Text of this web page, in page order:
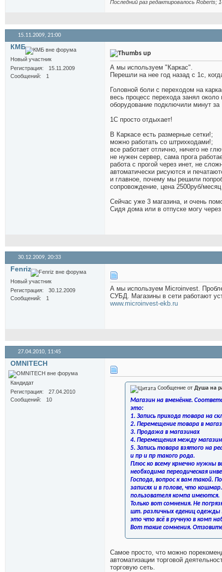
Последний раз редактировалось Roberts;
15.11.2009, 21:00
КМБ
Новый участник
Регистрация
15.11.2009
Сообщений
1
А мы используем "Каркас".
Перешли на нее год назад с 1с,
Головной боли с переходом на
весь процесс перехода занял
оборудование подключили минут за
1С просто отдыхает!
В Каркасе есть размерные сетки!;
можно работать со штрихкодами!;
все работает отлично, ничего не
не нужен сервер, сама прога
работа с прогой через инет, не
автоматически рисуются и
и главное, почему мы решили
сопровождение, цена 2500руб/
Сейчас уже 3 магазина, и очень
Сидя дома или в отпуске могу через
30.12.2009, 20:33
Fenriz
Новый участник
Регистрация
30.12.2009
Сообщений
1
А мы используем Microinvest.
СУБД. Магазины в сети работают
www.microinvest-ekb.ru
27.04.2010, 11:45
OMNITECH
Кандидат
Регистрация
27.04.2010
Сообщений
10
Сообщение от Душа на
Магазин на вменёнке.
это:
1. Запись прихода товара на
2. Перемещение товара в
3. Продажа в магазинах
4. Перемещения между
5. Запись товара взятого на
и пр и пр такого рода.
Плюс ко всему крнечно нужны
необходима переодическая
Господа, вопрос к вам такой.
записях и в голове, что
пользователя компа имеются.
Только вот сомнения. Не
шт. различных едениц одежды
это что всё в ручную в комп
Вот такие сомнения.
Самое просто, что можно
автоматизации торговой
торговую сеть.